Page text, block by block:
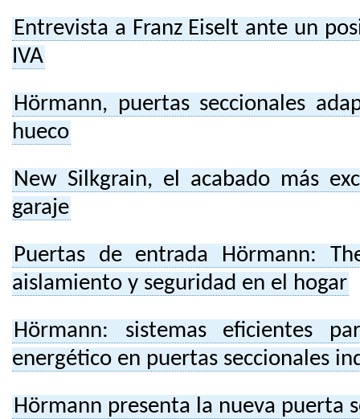
Entrevista a Franz Eiselt ante un
IVA
Hörmann, puertas seccionales
hueco
New Silkgrain, el acabado más
garaje
Puertas de entrada Hörmann:
aislamiento y seguridad en el hogar
Hörmann: sistemas eficientes
energético en puertas seccionales
Hörmann presenta la nueva puerta